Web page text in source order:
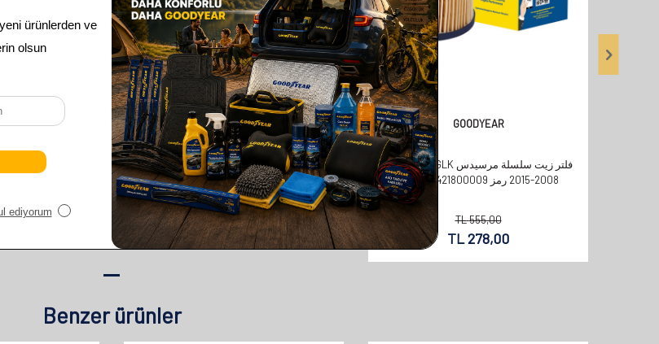
GOODYEAR
فلتر زيت سلسلة مرسيدس GLK متوافق بين
2008-2015 رمز OEM: A6421800009
555,00
TL
278,00
TL
Benzer ürünler